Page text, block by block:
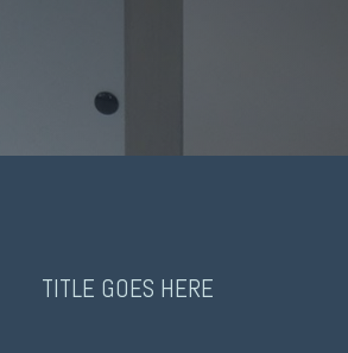
TITLE GOES HERE